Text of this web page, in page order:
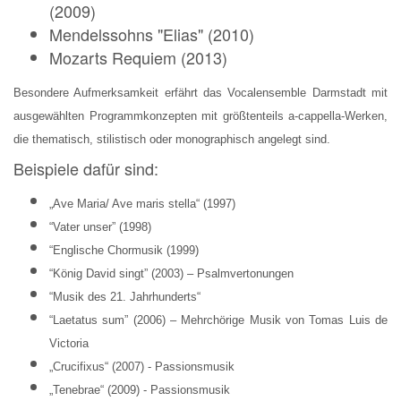
(2009)
Mendelssohns "Elias" (2010)
Mozarts Requiem (2013)
Besondere Aufmerksamkeit erfährt das Vocalensemble Darmstadt mit
ausgewählten Programmkonzepten mit größtenteils a-cappella-Werken,
die thematisch, stilistisch oder monographisch angelegt sind.
Beispiele dafür sind:
„Ave Maria/ Ave maris stella“ (1997)
“Vater unser” (1998)
“Englische Chormusik (1999)
“König David singt” (2003) – Psalmvertonungen
“Musik des 21. Jahrhunderts“
“Laetatus sum” (2006) – Mehrchörige Musik von Tomas Luis de
Victoria
„Crucifixus“ (2007) - Passionsmusik
„Tenebrae“ (2009) - Passionsmusik